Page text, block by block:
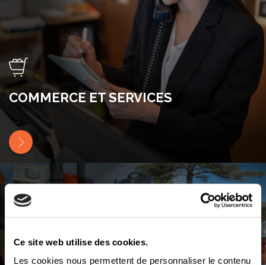
Ce site web utilise des cookies.
Les cookies nous permettent de personnaliser le contenu
COMMERCE ET SERVICES